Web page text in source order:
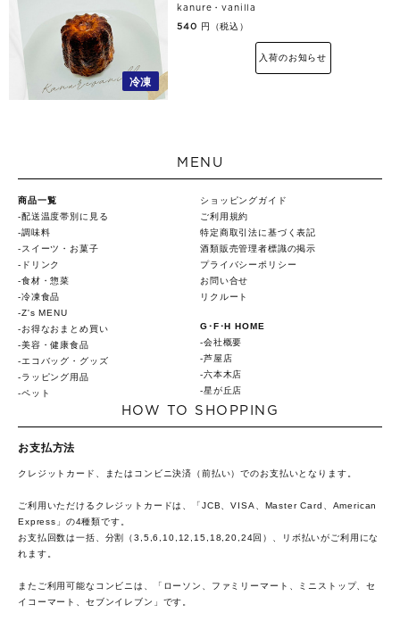
冷凍
kanure・vanilla
540 円（税込）
入荷のお知らせ
MENU
商品一覧
配送温度帯別に見る
調味料
スイーツ・お菓子
ドリンク
食材・惣菜
冷凍食品
Z's MENU
お得なおまとめ買い
美容・健康食品
エコバッグ・グッズ
ラッピング用品
ペット
ショッピングガイド
ご利用規約
特定商取引法に基づく表記
酒類販売管理者標識の掲示
プライバシーポリシー
お問い合せ
リクルート
G･F･H HOME
会社概要
芦屋店
六本木店
星が丘店
HOW TO SHOPPING
お支払方法
クレジットカード、またはコンビニ決済（前払い）でのお支払いとなります。
ご利用いただけるクレジットカードは、「JCB、VISA、Master Card、American
Express」の4種類です。
お支払回数は一括、分割（3,5,6,10,12,15,18,20,24回）、リボ払いがご利用にな
れます。
またご利用可能なコンビニは、「ローソン、ファミリーマート、ミニストップ、セ
イコーマート、セブンイレブン」です。